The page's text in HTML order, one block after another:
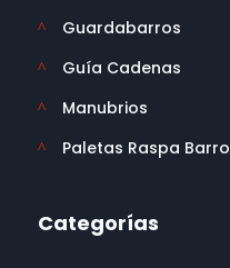
^ Guardabarros
^ Guía Cadenas
^ Manubrios
^ Paletas Raspa Barro
Categorías